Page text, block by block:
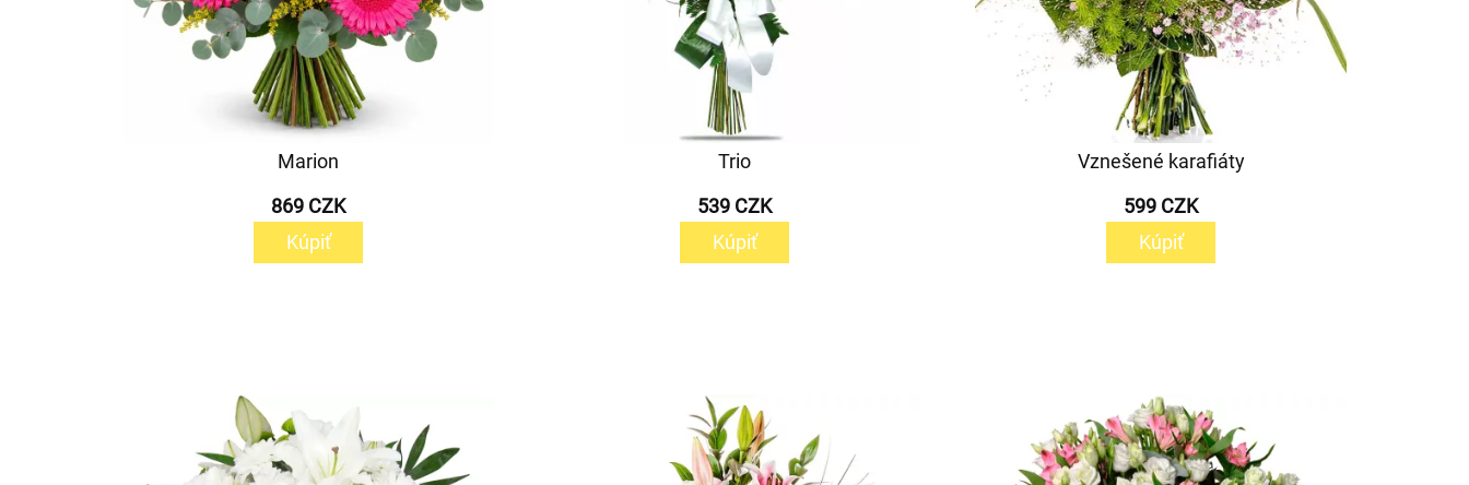
Marion
869 CZK
Kúpiť
Trio
539 CZK
Kúpiť
Vznešené karafiáty
599 CZK
Kúpiť